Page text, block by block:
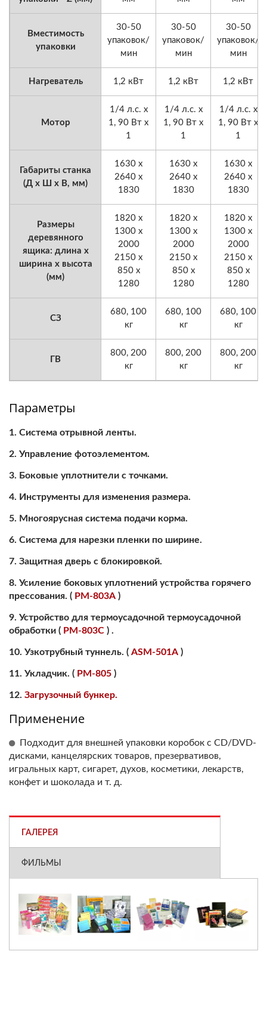
Вместимость
упаковки
30-50
упаковок/
мин
30-50
упаковок/
мин
30-50
упаковок/
мин
Нагреватель 1,2 кВт 1,2 кВт 1,2 кВт
Мотор
1/4 л.с. x
1, 90 Вт x
1
1/4 л.с. x
1, 90 Вт x
1
1/4 л.с. x
1, 90 Вт x
1
Габариты станка
(Д x Ш x В, мм)
1630 x
2640 x
1830
1630 x
2640 x
1830
1630 x
2640 x
1830
Размеры
деревянного
ящика: длина x
ширина x высота
(мм)
1820 x
1300 x
2000
2150 x
850 x
1280
1820 x
1300 x
2000
2150 x
850 x
1280
1820 x
1300 x
2000
2150 x
850 x
1280
СЗ
680, 100
кг
680, 100
кг
680, 100
кг
ГВ
800, 200
кг
800, 200
кг
800, 200
кг
Параметры
Система отрывной ленты.
Управление фотоэлементом.
Боковые уплотнители с точками.
Инструменты для изменения размера.
Многоярусная система подачи корма.
Система для нарезки пленки по ширине.
Защитная дверь с блокировкой.
Усиление боковых уплотнений устройства горячего
прессования. ( PM-803A )
Устройство для термоусадочной термоусадочной
обработки ( PM-803C ) .
Узкотрубный туннель. ( ASM-501A )
Укладчик. ( PM-805 )
Загрузочный бункер.
Применение
Подходит для внешней упаковки коробок с CD/DVD-
дисками, канцелярских товаров, презервативов,
игральных карт, сигарет, духов, косметики, лекарств,
конфет и шоколада и т. д.
ГАЛЕРЕЯ
ФИЛЬМЫ